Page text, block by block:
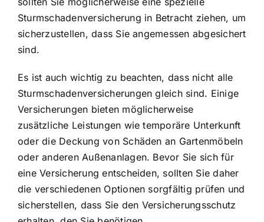
Sturmschadenversicherung in Betracht ziehen, um
sicherzustellen, dass Sie angemessen abgesichert
sind.
Es ist auch wichtig zu beachten, dass nicht alle
Sturmschadenversicherungen gleich sind. Einige
Versicherungen bieten möglicherweise
zusätzliche Leistungen wie temporäre Unterkunft
oder die Deckung von Schäden an Gartenmöbeln
oder anderen Außenanlagen. Bevor Sie sich für
eine Versicherung entscheiden, sollten Sie daher
die verschiedenen Optionen sorgfältig prüfen und
sicherstellen, dass Sie den Versicherungsschutz